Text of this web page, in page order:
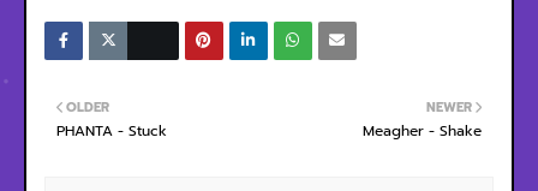
NEWER
Meagher - Shake
OLDER
PHANTA - Stuck